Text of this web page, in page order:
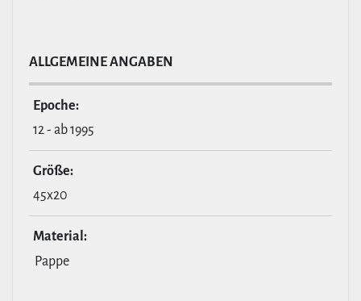
ALL­GE­MEINE ANGABEN
Epoche:
12 - ab 1995
Größe:
45x20
Material:
Pappe